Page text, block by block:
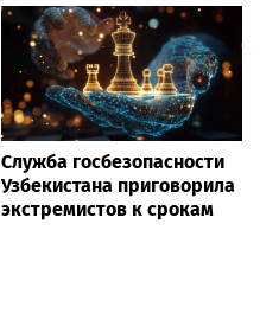
Служба госбезопасности
Узбекистана приговорила
экстремистов к срокам